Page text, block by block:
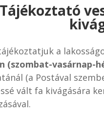
Tájékoztató
a
(szombat-vasárnap-
(a Postával
vált fa kivágására